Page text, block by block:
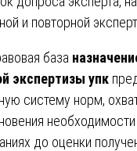
и повторной
база
экспертизы упк
систему норм,
необходимости
до оценки